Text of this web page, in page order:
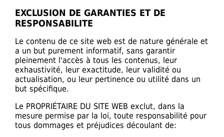
EXCLUSION DE GARANTIES ET DE
RESPONSABILITE
Le contenu de ce site web est de nature générale et
a un but purement informatif, sans garantir
pleinement l'accès à tous les contenus, leur
exhaustivité, leur exactitude, leur validité ou
actualisation, ou leur pertinence ou utilité dans un
but spécifique.
Le PROPRIÉTAIRE DU SITE WEB exclut, dans la
mesure permise par la loi, toute responsabilité pour
tous dommages et préjudices découlant de: